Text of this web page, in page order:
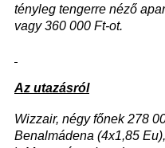
tényleg tengerre néző
vagy 360 000 Ft-ot.
Az utazásról
Wizzair, négy főnek 278
Benalmádena (4x1,85